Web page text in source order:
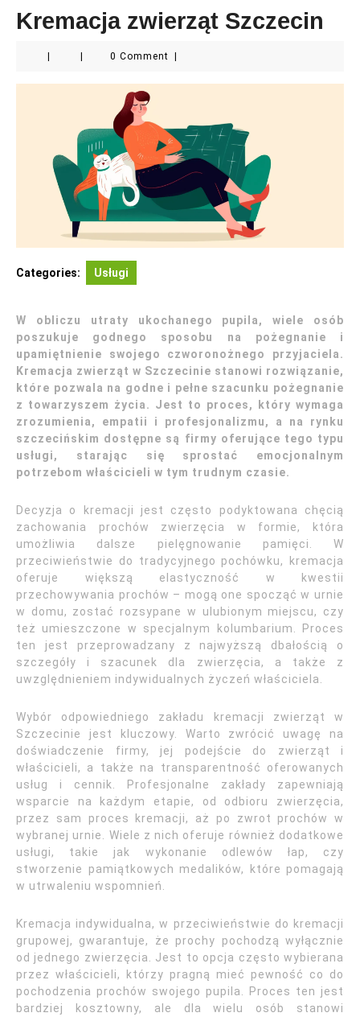
Kremacja zwierząt Szczecin
0 Comment
Categories: Usługi
W obliczu utraty ukochanego pupila, wiele osób
poszukuje godnego sposobu na pożegnanie i
upamiętnienie swojego czworonożnego przyjaciela.
Kremacja zwierząt w Szczecinie stanowi rozwiązanie,
które pozwala na godne i pełne szacunku pożegnanie
z towarzyszem życia. Jest to proces, który wymaga
zrozumienia, empatii i profesjonalizmu, a na rynku
szczecińskim dostępne są firmy oferujące tego typu
usługi, starając się sprostać emocjonalnym
potrzebom właścicieli w tym trudnym czasie.
Decyzja o kremacji jest często podyktowana chęcią
zachowania prochów zwierzęcia w formie, która
umożliwia dalsze pielęgnowanie pamięci. W
przeciwieństwie do tradycyjnego pochówku, kremacja
oferuje większą elastyczność w kwestii
przechowywania prochów – mogą one spocząć w urnie
w domu, zostać rozsypane w ulubionym miejscu, czy
też umieszczone w specjalnym kolumbarium. Proces
ten jest przeprowadzany z najwyższą dbałością o
szczegóły i szacunek dla zwierzęcia, a także z
uwzględnieniem indywidualnych życzeń właściciela.
Wybór odpowiedniego zakładu kremacji zwierząt w
Szczecinie jest kluczowy. Warto zwrócić uwagę na
doświadczenie firmy, jej podejście do zwierząt i
właścicieli, a także na transparentność oferowanych
usług i cennik. Profesjonalne zakłady zapewniają
wsparcie na każdym etapie, od odbioru zwierzęcia,
przez sam proces kremacji, aż po zwrot prochów w
wybranej urnie. Wiele z nich oferuje również dodatkowe
usługi, takie jak wykonanie odlewów łap, czy
stworzenie pamiątkowych medalików, które pomagają
w utrwaleniu wspomnień.
Kremacja indywidualna, w przeciwieństwie do kremacji
grupowej, gwarantuje, że prochy pochodzą wyłącznie
od jednego zwierzęcia. Jest to opcja często wybierana
przez właścicieli, którzy pragną mieć pewność co do
pochodzenia prochów swojego pupila. Proces ten jest
bardziej kosztowny, ale dla wielu osób stanowi